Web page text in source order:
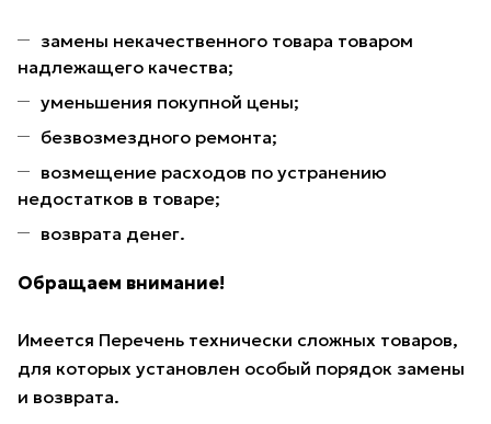
замены некачественного товара товаром
надлежащего качества;
уменьшения покупной цены;
безвозмездного ремонта;
возмещение расходов по устранению
недостатков в товаре;
возврата денег.
Обращаем внимание!
Имеется Перечень технически сложных товаров,
для которых установлен особый порядок замены
и возврата.